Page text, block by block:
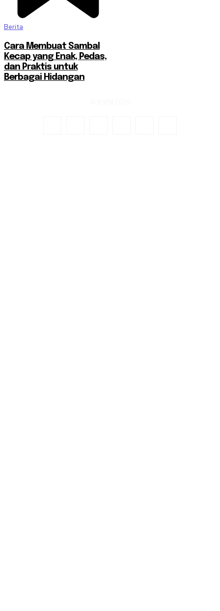
Berita
Cara Membuat Sambal
Kecap yang Enak, Pedas,
dan Praktis untuk
Berbagai Hidangan